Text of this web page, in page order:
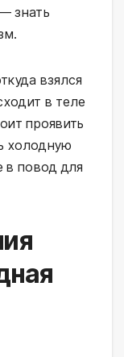
знать
взялся
в теле
проявить
холодную
в повод для